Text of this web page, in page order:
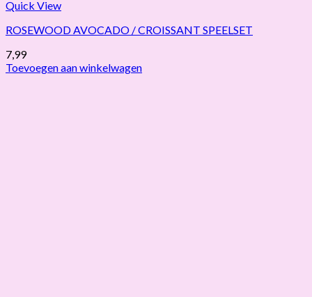
Quick View
ROSEWOOD AVOCADO / CROISSANT SPEELSET
7,99
Toevoegen aan winkelwagen